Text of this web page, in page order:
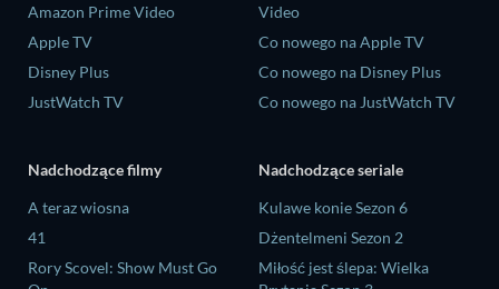
Amazon Prime Video
Apple TV
Disney Plus
JustWatch TV
Video
Co nowego na Apple TV
Co nowego na Disney Plus
Co nowego na JustWatch TV
Nadchodzące filmy
A teraz wiosna
41
Rory Scovel: Show Must Go
Nadchodzące seriale
Kulawe konie Sezon 6
Dżentelmeni Sezon 2
Miłość jest ślepa: Wielka